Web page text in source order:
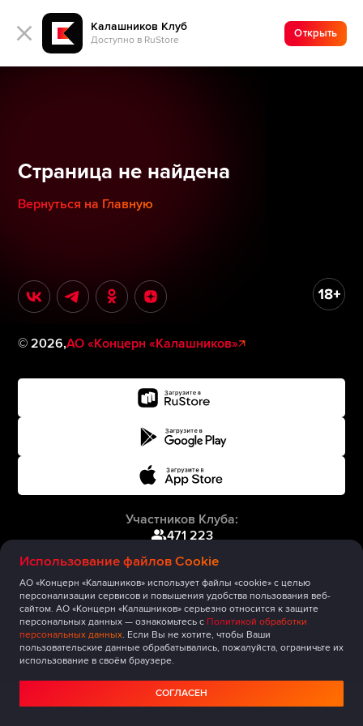
Калашников Клуб
Доступно в RuStore
Открыть
Использование файлов Cookie
АО «Концерн «Калашников» использует файлы «cookie» с целью
персонализации сервисов и повышения удобства пользования веб-
сайтом. АО «Концерн «Калашников» серьезно относится к защите
персональных данных — ознакомьтесь с Политикой обработки
персональных данных. Если Вы не хотите, чтобы Ваши
пользовательские данные обрабатывались, пожалуйста, ограничьте их
использование в своём браузере.
СОГЛАСЕН
Страница не найдена
Вернуться на Главную
©2026,АО «Концерн «Калашников»
Участников Клуба:
471 223